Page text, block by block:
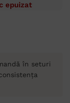
epuizat
în seturi